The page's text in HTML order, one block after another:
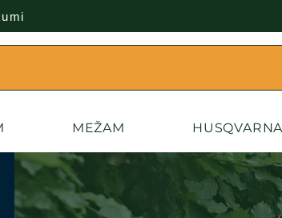
MEŽAM HUSQVARNA